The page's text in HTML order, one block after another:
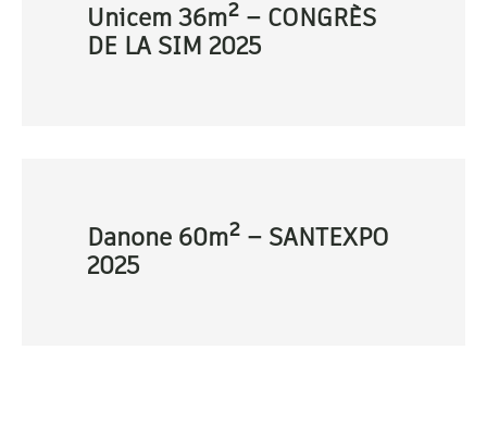
Unicem 36m² – CONGRÈS
DE LA SIM 2025
Danone 60m² – SANTEXPO
2025